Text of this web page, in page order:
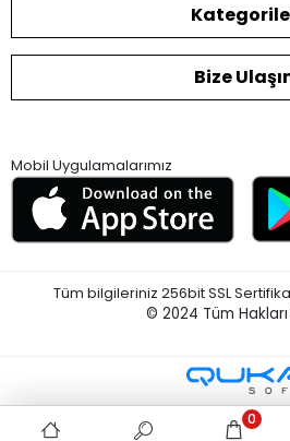
Bize
Mobil Uygulamalarımız
Tüm bilgileriniz 256bit SSL
© 2024 Tüm Hakları
0